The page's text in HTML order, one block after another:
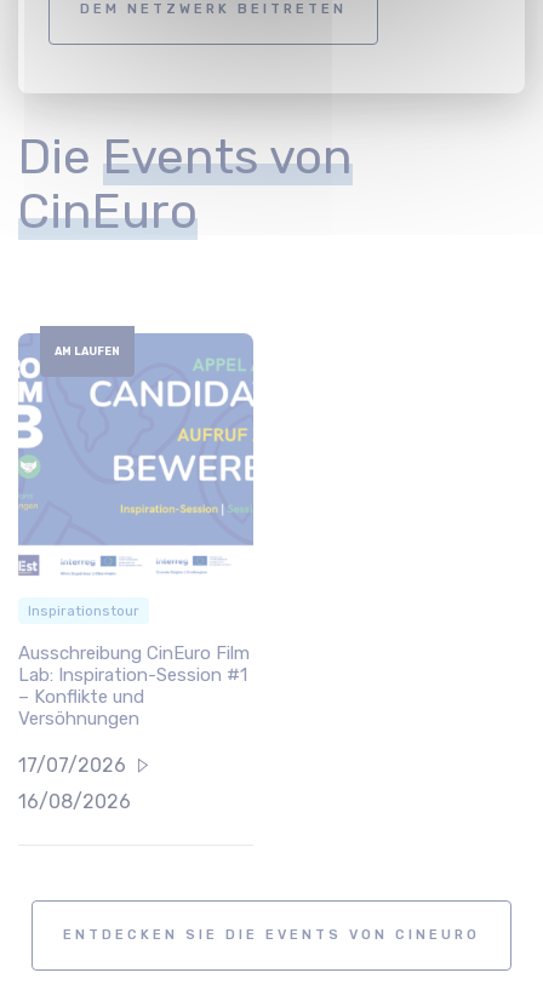
DEM NETZWERK BEITRETEN
Die Events von
CinEuro
AM LAUFEN
Inspirationstour
Ausschreibung CinEuro Film
Lab: Inspiration-Session #1
– Konflikte und
Versöhnungen
17/07/2026
16/08/2026
ENTDECKEN SIE DIE EVENTS VON CINEURO